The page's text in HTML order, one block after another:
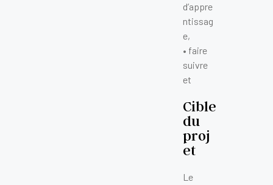
d’appre
ntissag
e,
• faire
suivre
et
Cible
du
proj
et
Le